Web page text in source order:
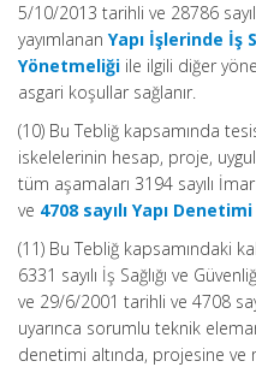
5/10/2013 tarihli ve 28786
yayımlanan Yapı İşlerinde İş
Yönetmeliği ile ilgili diğer
asgari koşullar sağlanır.
(10) Bu Tebliğ kapsamında
iskelelerinin hesap, proje,
tüm aşamaları 3194 sayılı
ve 4708 sayılı Yapı
(11) Bu Tebliğ kapsamındaki
6331 sayılı İş Sağlığı ve
ve 29/6/2001 tarihli ve 4708
uyarınca sorumlu teknik
denetimi altında, projesine